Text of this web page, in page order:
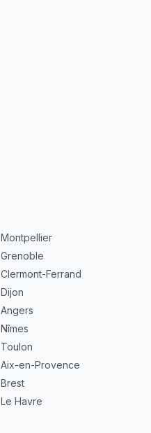
Montpellier
Grenoble
Clermont-Ferrand
Dijon
Angers
Nîmes
Toulon
Aix-en-Provence
Brest
Le Havre